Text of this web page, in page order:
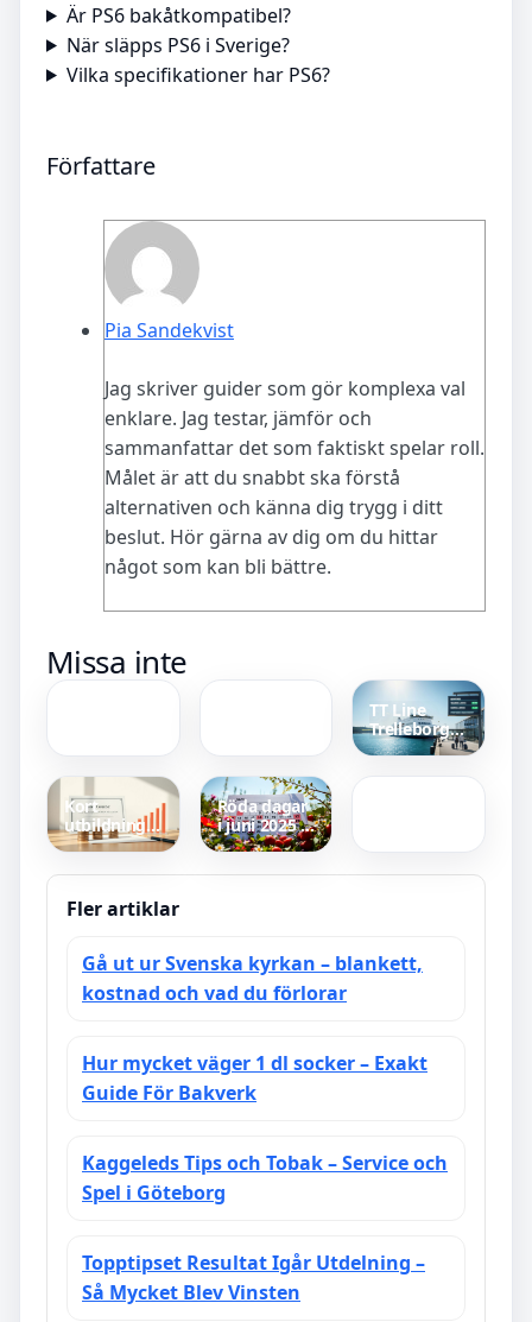
Är PS6 bakåtkompatibel?
När släpps PS6 i Sverige?
Vilka specifikationer har PS6?
Författare
Pia Sandekvist
Jag skriver guider som gör komplexa val
enklare. Jag testar, jämför och
sammanfattar det som faktiskt spelar roll.
Målet är att du snabbt ska förstå
alternativen och känna dig trygg i ditt
beslut. Hör gärna av dig om du hittar
något som kan bli bättre.
Missa inte
namn på
pelargoner
TT Line
Trelleborg
Rostock –
Kort
utbildning
hög lön – 10
Ger Bra
Betalt 2025
Röda dagar
i juni 2025 –
lista med
ledighetstips
Degerfors IF
mot IFK
Fler artiklar
Gå ut ur Svenska kyrkan – blankett,
kostnad och vad du förlorar
Hur mycket väger 1 dl socker – Exakt
Guide För Bakverk
Kaggeleds Tips och Tobak – Service och
Spel i Göteborg
Topptipset Resultat Igår Utdelning –
Så Mycket Blev Vinsten